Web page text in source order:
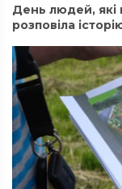
День людей, які
розповіла